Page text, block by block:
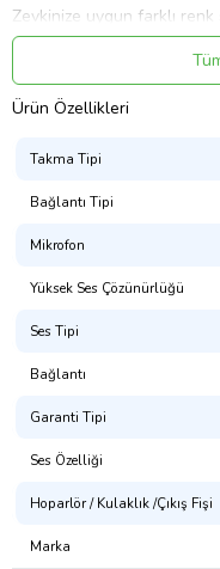
Zevkinize uygun farklı
Çok rahattır ve kulağın
Gerçek Hi-Fi ses
sürücüsü
mikrofon
Daha iyi ergonomi ve
120cm kablo
Daha net ses ve daha iyi
Müzik ile gelen/yapılan
Teknik
Dinamik
Ürün Özellikleri
Takma Tipi
Bağlantı Tipi
Mikrofon
Yüksek Ses Çözünürlüğü
Ses Tipi
Bağlantı
Garanti Tipi
Ses Özelliği
Hoparlör / Kulaklık /Çıkış Fişi
Marka